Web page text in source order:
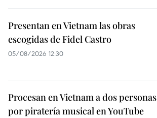
Presentan en Vietnam las obras
escogidas de Fidel Castro
05/08/2026 12:30
Procesan en Vietnam a dos personas
por piratería musical en YouTube